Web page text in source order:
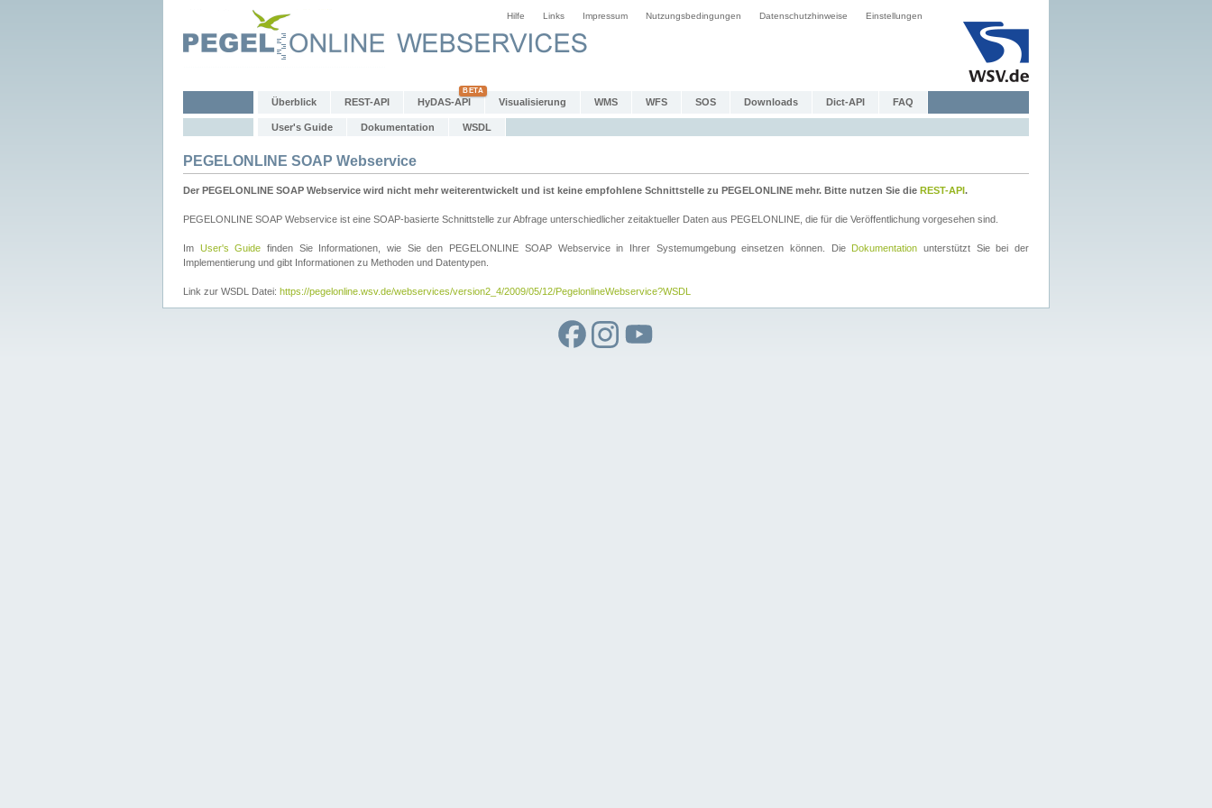
Hilfe Links Impressum Nutzungsbedingungen Datenschutzhinweise Einstellungen
Überblick REST-API HyDAS-API Visualisierung WMS WFS SOS Downloads Dict-API FAQ
User's Guide Dokumentation WSDL
PEGELONLINE SOAP Webservice
Der PEGELONLINE SOAP Webservice wird nicht mehr weiterentwickelt und ist keine empfohlene Schnittstelle zu PEGELONLINE mehr. Bitte nutzen Sie die REST-API.
PEGELONLINE SOAP Webservice ist eine SOAP-basierte Schnittstelle zur Abfrage unterschiedlicher zeitaktueller Daten aus PEGELONLINE, die für die Veröffentlichung vorgesehen sind.
Im User's Guide finden Sie Informationen, wie Sie den PEGELONLINE SOAP Webservice in Ihrer Systemumgebung einsetzen können. Die Dokumentation unterstützt Sie bei der
Implementierung und gibt Informationen zu Methoden und Datentypen.
Link zur WSDL Datei: https://pegelonline.wsv.de/webservices/version2_4/2009/05/12/PegelonlineWebservice?WSDL